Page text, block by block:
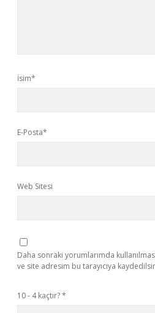
İsim*
E-Posta*
Web Sitesi
Daha sonraki yorumlarımda
ve site adresim bu tarayıcıya
10 - 4 kaçtır?*